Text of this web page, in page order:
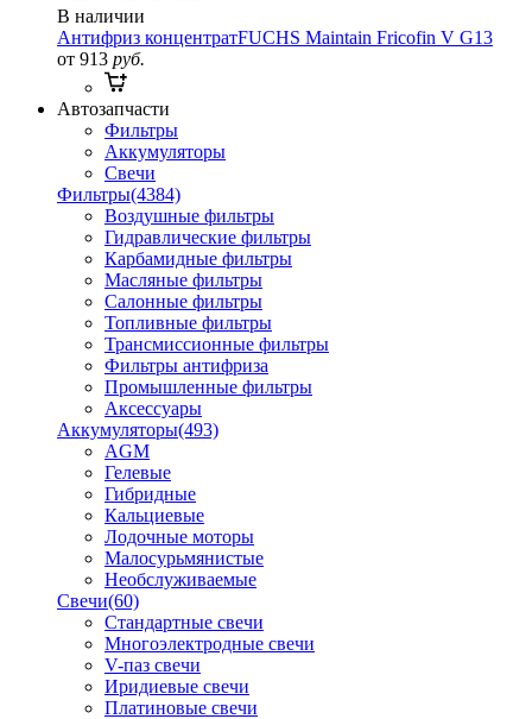
В наличии
Антифриз концентратFUCHS Maintain Fricofin V G13
от 913 руб.
Автозапчасти
Фильтры
Аккумуляторы
Свечи
Фильтры(4384)
Воздушные фильтры
Гидравлические фильтры
Карбамидные фильтры
Масляные фильтры
Салонные фильтры
Топливные фильтры
Трансмиссионные фильтры
Фильтры антифриза
Промышленные фильтры
Аксессуары
Аккумуляторы(493)
AGM
Гелевые
Гибридные
Кальциевые
Лодочные моторы
Малосурьмянистые
Необслуживаемые
Свечи(60)
Стандартные свечи
Многоэлектродные свечи
V-паз свечи
Иридиевые свечи
Платиновые свечи